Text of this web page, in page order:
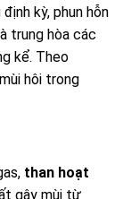
kỳ, phun hỗn
trung hòa các
kể. Theo
hôi trong
than hoạt
gây mùi từ